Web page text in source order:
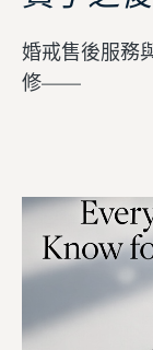
婚戒售後服務
修——